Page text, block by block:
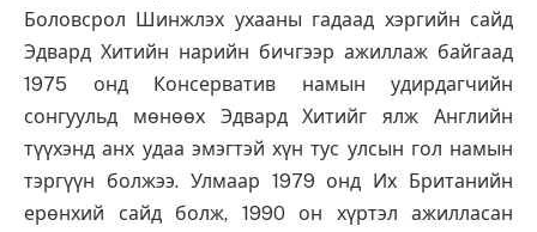
Боловсрол Шинжлэх ухааны гадаад хэргийн сайд
Эдвард Хитийн нарийн бичгээр ажиллаж байгаад
1975 онд Консерватив намын удирдагчийн
сонгуульд мөнөөх Эдвард Хитийг ялж Английн
түүхэнд анх удаа эмэгтэй хүн тус улсын гол намын
тэргүүн болжээ. Улмаар 1979 онд Их Британийн
ерөнхий сайд болж, 1990 он хүртэл ажилласан